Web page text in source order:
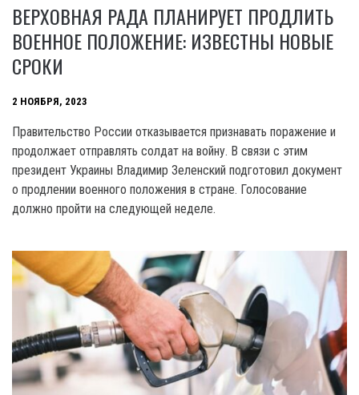
ВЕРХОВНАЯ РАДА ПЛАНИРУЕТ ПРОДЛИТЬ
ВОЕННОЕ ПОЛОЖЕНИЕ: ИЗВЕСТНЫ НОВЫЕ
СРОКИ
2 НОЯБРЯ, 2023
Правительство России отказывается признавать поражение и
продолжает отправлять солдат на войну. B связи c этим
президент Украины Владимир Зеленский подготовил документ
о продлении военного положения в стране. Голосование
должно пройти на следующей неделе.